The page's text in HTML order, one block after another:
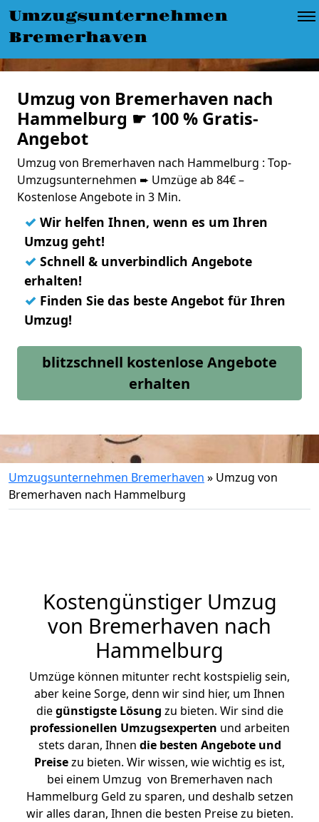
Umzugsunternehmen
Bremerhaven
Umzug von Bremerhaven nach
Hammelburg ☛ 100 % Gratis-
Angebot
Umzug von Bremerhaven nach Hammelburg : Top-
Umzugsunternehmen ➨ Umzüge ab 84€ –
Kostenlose Angebote in 3 Min.
✓ Wir helfen Ihnen, wenn es um Ihren
Umzug geht!
✓ Schnell & unverbindlich Angebote
erhalten!
✓ Finden Sie das beste Angebot für Ihren
Umzug!
blitzschnell kostenlose Angebote
erhalten
Umzugsunternehmen Bremerhaven » Umzug von
Bremerhaven nach Hammelburg
Kostengünstiger Umzug
von Bremerhaven nach
Hammelburg
Umzüge können mitunter recht kostspielig sein,
aber keine Sorge, denn wir sind hier, um Ihnen
diegünstigste Lösung zu bieten. Wir sind die
professionellen Umzugsexperten und arbeiten
stets daran, Ihnen die besten Angebote und
Preisezu bieten. Wir wissen, wie wichtig es ist,
bei einem Umzug von Bremerhaven nach
Hammelburg Geld zu sparen, und deshalb setzen
wir alles daran, Ihnen die besten Preise zu bieten.